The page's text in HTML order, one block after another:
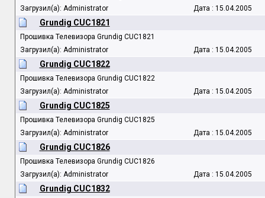
Загрузил(а): Administrator
Дата : 15.04.2005
Grundig CUC1821
Прошивка Телевизора Grundig CUC1821
Загрузил(а): Administrator
Дата : 15.04.2005
Grundig CUC1822
Прошивка Телевизора Grundig CUC1822
Загрузил(а): Administrator
Дата : 15.04.2005
Grundig CUC1825
Прошивка Телевизора Grundig CUC1825
Загрузил(а): Administrator
Дата : 15.04.2005
Grundig CUC1826
Прошивка Телевизора Grundig CUC1826
Загрузил(а): Administrator
Дата : 15.04.2005
Grundig CUC1832